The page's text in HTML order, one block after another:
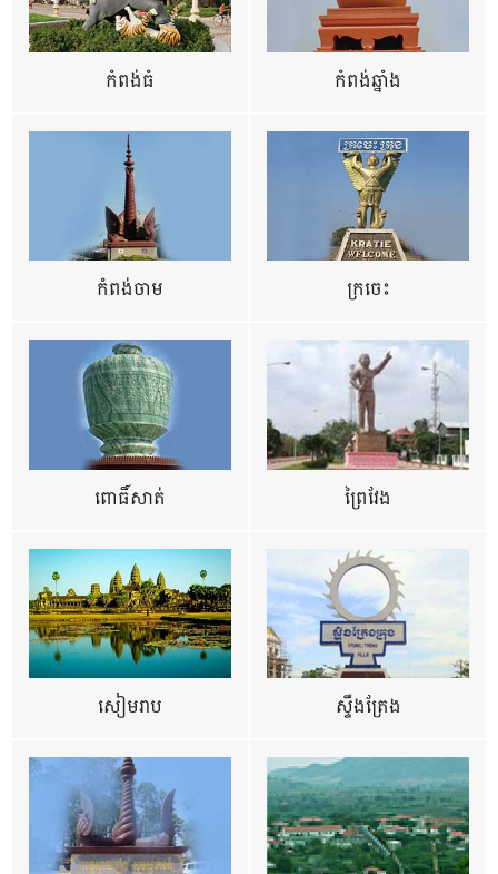
កំពង់ធំ កំពង់ឆ្នាំង
កំពង់ចាម ក្រចេះ
ពោធិ៍សាត់ ព្រៃវែង
សៀមរាប ស្ទឹងត្រែង